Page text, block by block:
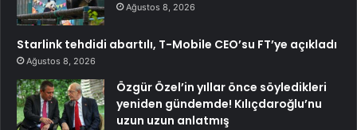
Ağustos 8, 2026
Starlink tehdidi abartılı, T-Mobile CEO’su FT’ye açıkladı
Ağustos 8, 2026
Özgür Özel’in yıllar önce söyledikleri
yeniden gündemde! Kılıçdaroğlu’nu
uzun uzun anlatmış